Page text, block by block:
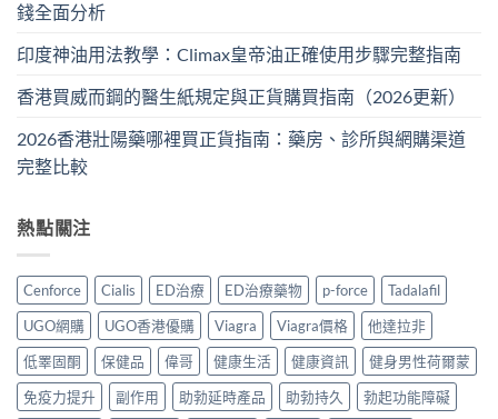
錢全面分析
印度神油用法教學：Climax皇帝油正確使用步驟完整指南
香港買威而鋼的醫生紙規定與正貨購買指南（2026更新）
2026香港壯陽藥哪裡買正貨指南：藥房、診所與網購渠道
完整比較
熱點關注
Cenforce Cialis ED治療 ED治療藥物 p-force
Tadalafil
UGO網購
UGO香港優購 Viagra Viagra價格
他達拉非
低睪固酮
保健品 偉哥 健康生活 健康資訊
健身男性荷爾蒙
免疫力提升
副作用 助勃延時產品 助勃持久
勃起功能障礙